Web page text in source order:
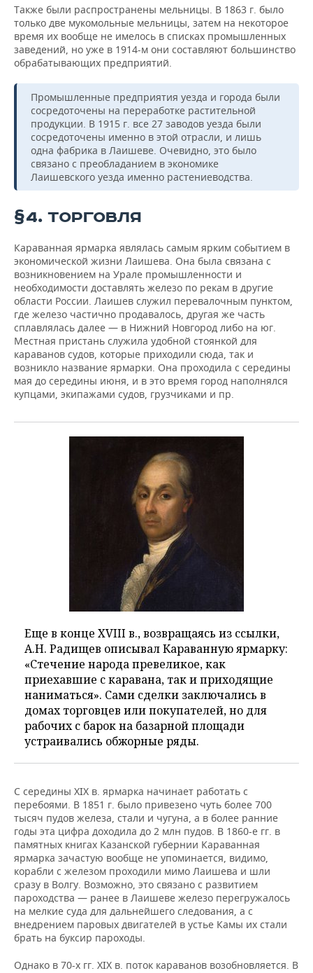
Также были распространены мельницы. В 1863 г. было
только две мукомольные мельницы, затем на некоторое
время их вообще не имелось в списках промышленных
заведений, но уже в 1914-м они составляют большинство
обрабатывающих предприятий.
Промышленные предприятия уезда и города были
сосредоточены на переработке растительной
продукции. В 1915 г. все 27 заводов уезда были
сосредоточены именно в этой отрасли, и лишь
одна фабрика в Лаишеве. Очевидно, это было
связано с преобладанием в экономике
Лаишевского уезда именно растениеводства.
§4. ТОРГОВЛЯ
Караванная ярмарка являлась самым ярким событием в
экономической жизни Лаишева. Она была связана с
возникновением на Урале промышленности и
необходимости доставлять железо по рекам в другие
области России. Лаишев служил перевалочным пунктом,
где железо частично продавалось, другая же часть
сплавлялась далее — в Нижний Новгород либо на юг.
Местная пристань служила удобной стоянкой для
караванов судов, которые приходили сюда, так и
возникло название ярмарки. Она проходила с середины
мая до середины июня, и в это время город наполнялся
купцами, экипажами судов, грузчиками и пр.
Еще в конце XVIII в., возвращаясь из ссылки,
А.Н. Радищев описывал Караванную ярмарку:
«Стечение народа превеликое, как
приехавшие с каравана, так и приходящие
наниматься». Сами сделки заключались в
домах торговцев или покупателей, но для
рабочих с барок на базарной площади
устраивались обжорные ряды.
С середины XIX в. ярмарка начинает работать с
перебоями. В 1851 г. было привезено чуть более 700
тысяч пудов железа, стали и чугуна, а в более ранние
годы эта цифра доходила до 2 млн пудов. В 1860-е гг. в
памятных книгах Казанской губернии Караванная
ярмарка зачастую вообще не упоминается, видимо,
корабли с железом проходили мимо Лаишева и шли
сразу в Волгу. Возможно, это связано с развитием
пароходства — ранее в Лаишеве железо перегружалось
на мелкие суда для дальнейшего следования, а с
внедрением паровых двигателей в устье Камы их стали
брать на буксир пароходы.
Однако в 70-х гг. XIX в. поток караванов возобновляется. В